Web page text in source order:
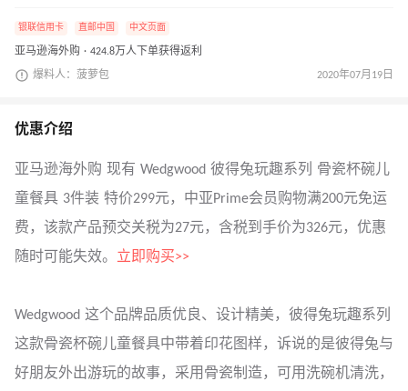
银联信用卡 直邮中国 中文页面
亚马逊海外购 · 424.8万人下单获得返利
爆料人：菠萝包 2020年07月19日
优惠介绍
亚马逊海外购 现有 Wedgwood 彼得兔玩趣系列 骨瓷杯碗儿
童餐具 3件装 特价299元，中亚Prime会员购物满200元免运
费，该款产品预交关税为27元，含税到手价为326元，优惠
随时可能失效。 立即购买>>
Wedgwood 这个品牌品质优良、设计精美，彼得兔玩趣系列
这款骨瓷杯碗儿童餐具中带着印花图样，诉说的是彼得兔与
好朋友外出游玩的故事，采用骨瓷制造，可用洗碗机清洗，